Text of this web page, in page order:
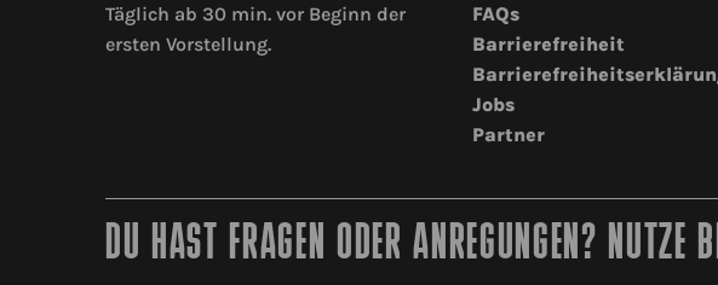
Täglich ab 30 min. vor Beginn der
ersten Vorstellung.
FAQs
Barrierefreiheit
Jobs
Partner
DU HAST FRAGEN ODER ANREGUNGEN? NUTZE